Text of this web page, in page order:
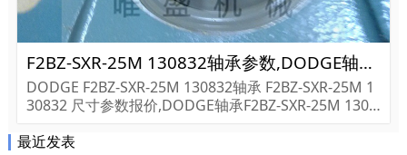
F2BZ-SXR-25M 130832轴承参数,DODGE轴承F2BZ-SXR-25M 130832重量
DODGE F2BZ-SXR-25M 130832轴承 F2BZ-SXR-25M 1
30832 尺寸参数报价,DODGE轴承F2BZ-SXR-25M 1308
最近发表